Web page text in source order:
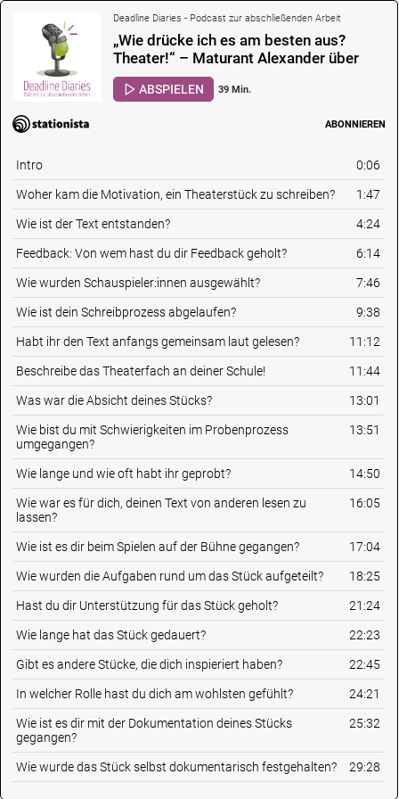
Deadline Diaries - Podcast zur abschließenden Arbeit
„Wie drücke ich es am besten aus?
Theater!“ – Maturant Alexander über
sein Theaterstück „Lost on Screen“
ABSPIELEN 39 Min.
ABONNIEREN
Intro 0:06
Woher kam die Motivation, ein Theaterstück zu schreiben? 1:47
Wie ist der Text entstanden? 4:24
Feedback: Von wem hast du dir Feedback geholt? 6:14
Wie wurden Schauspieler:innen ausgewählt? 7:46
Wie ist dein Schreibprozess abgelaufen? 9:38
Habt ihr den Text anfangs gemeinsam laut gelesen? 11:12
Beschreibe das Theaterfach an deiner Schule! 11:44
Was war die Absicht deines Stücks? 13:01
Wie bist du mit Schwierigkeiten im Probenprozess
umgegangen?
13:51
Wie lange und wie oft habt ihr geprobt? 14:50
Wie war es für dich, deinen Text von anderen lesen zu
lassen?
16:05
Wie ist es dir beim Spielen auf der Bühne gegangen? 17:04
Wie wurden die Aufgaben rund um das Stück aufgeteilt? 18:25
Hast du dir Unterstützung für das Stück geholt? 21:24
Wie lange hat das Stück gedauert? 22:23
Gibt es andere Stücke, die dich inspieriert haben? 22:45
In welcher Rolle hast du dich am wohlsten gefühlt? 24:21
Wie ist es dir mit der Dokumentation deines Stücks
gegangen?
25:32
Wie wurde das Stück selbst dokumentarisch festgehalten? 29:28